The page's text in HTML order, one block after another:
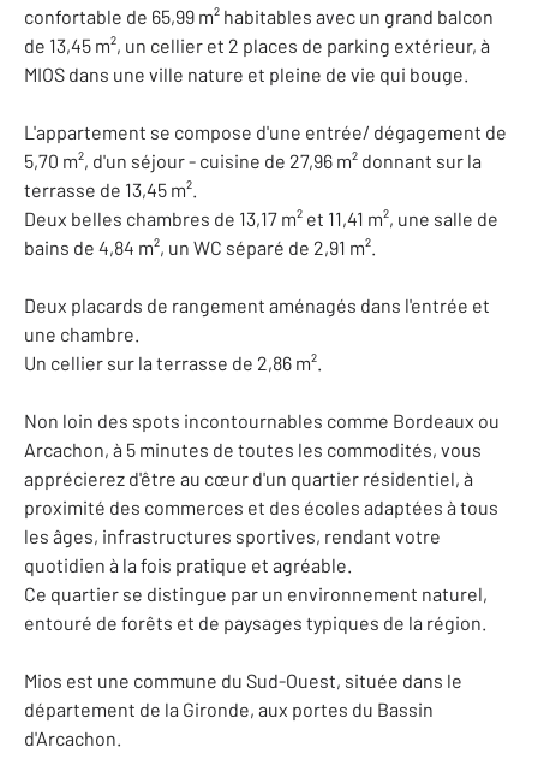
confortable de 65,99 m² habitables avec un grand balcon
de 13,45 m², un cellier et 2 places de parking extérieur, à
MIOS dans une ville nature et pleine de vie qui bouge.
L'appartement se compose d'une entrée/ dégagement de
5,70 m², d'un séjour - cuisine de 27,96 m² donnant sur la
terrasse de 13,45 m².
Deux belles chambres de 13,17 m² et 11,41 m², une salle de
bains de 4,84 m², un WC séparé de 2,91 m².
Deux placards de rangement aménagés dans l'entrée et
une chambre.
Un cellier sur la terrasse de 2,86 m².
Non loin des spots incontournables comme Bordeaux ou
Arcachon, à 5 minutes de toutes les commodités, vous
apprécierez d'être au cœur d'un quartier résidentiel, à
proximité des commerces et des écoles adaptées à tous
les âges, infrastructures sportives, rendant votre
quotidien à la fois pratique et agréable.
Ce quartier se distingue par un environnement naturel,
entouré de forêts et de paysages typiques de la région.
Mios est une commune du Sud-Ouest, située dans le
département de la Gironde, aux portes du Bassin
d'Arcachon.